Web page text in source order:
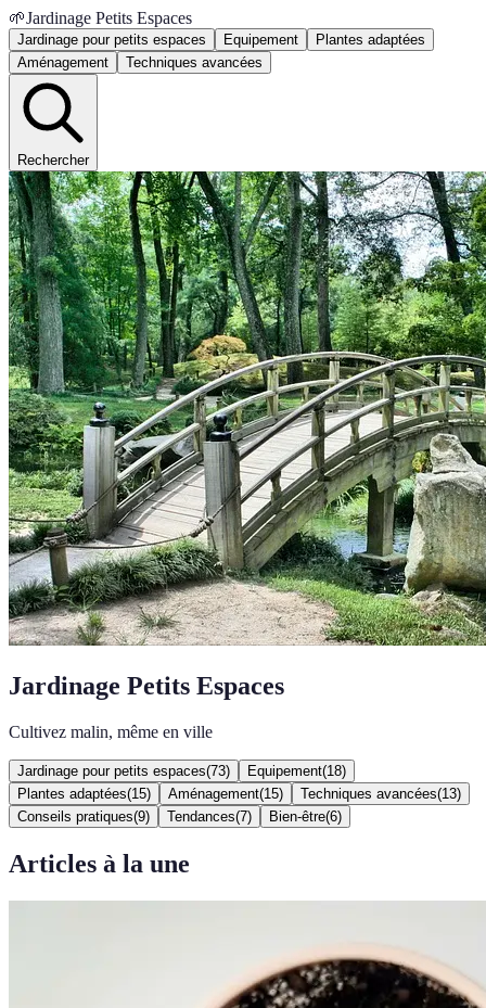
🌱Jardinage Petits Espaces
Jardinage pour petits espaces Equipement
Plantes adaptées
Aménagement
Techniques avancées
Rechercher
Jardinage Petits Espaces
Cultivez malin, même en ville
Jardinage pour petits espaces(73) Equipement(18)
Plantes adaptées(15) Aménagement(15) Techniques avancées(13)
Conseils pratiques(9) Tendances(7) Bien-être(6)
Articles à la une